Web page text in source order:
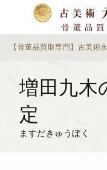
【骨董品買取専門】古美術
増田九木
定
ますだきゅうぼく